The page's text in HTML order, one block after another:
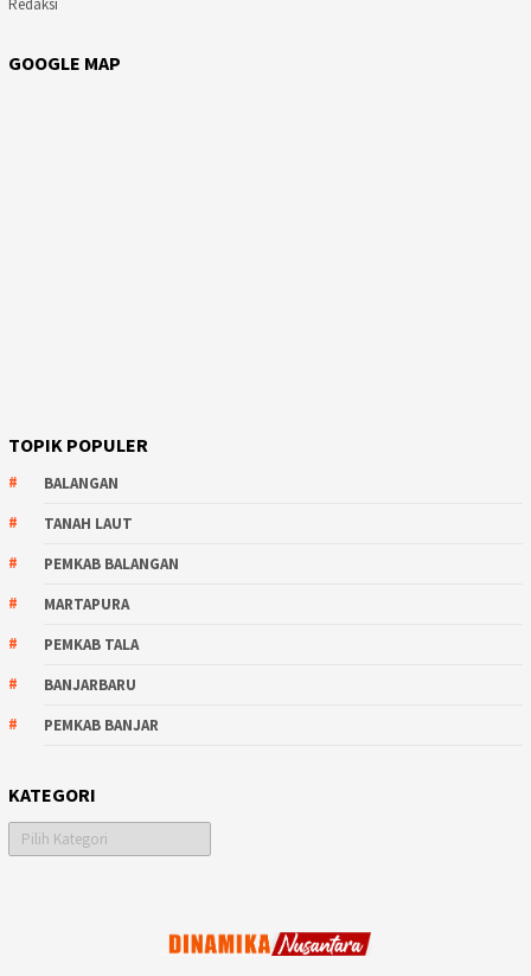
GOOGLE MAP
TOPIK POPULER
BALANGAN
TANAH LAUT
PEMKAB BALANGAN
MARTAPURA
PEMKAB TALA
BANJARBARU
PEMKAB BANJAR
KATEGORI
Kategori